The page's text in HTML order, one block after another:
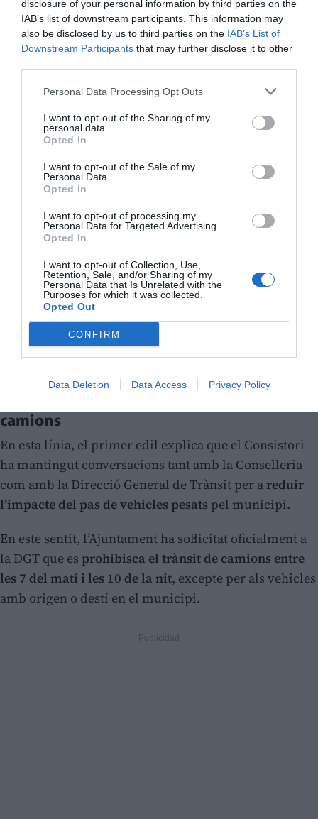
disclosure of your personal information by third parties on the
IAB’s list of downstream participants. This information may
also be disclosed by us to third parties on the IAB’s List of
Downstream Participants that may further disclose it to other
Personal Data Processing Opt Outs
I want to opt-out of the Sharing of my
personal data.
Opted In
I want to opt-out of the Sale of my
Personal Data.
Opted In
I want to opt-out of processing my
Personal Data for Targeted Advertising.
Opted In
I want to opt-out of Collection, Use,
Retention, Sale, and/or Sharing of my
Personal Data that Is Unrelated with the
Purposes for which it was collected.
Opted Out
CONFIRM
Data Deletion Data Access Privacy Policy
camions
En esta línia, el primer edil explica que el Consistori
ha mantingut conversacions tant amb la Conselleria
com amb la Direcció General de Trànsit per areduir
l’impacte del pas de vehicles pesats pel municipi.
En este sentit, l’Ajuntament ha sol·licitat oficialment a
la DGT que es prohibisca el trànsit de camions entre
les 7 del matí i les 10 de la nit, excepte per als vehicles
amb origen o destí en el municipi.